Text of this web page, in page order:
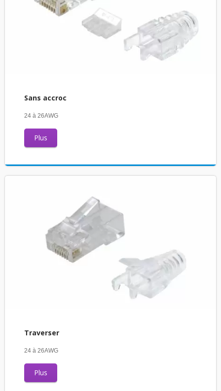
Sans accroc
24 à 26AWG
Plus
Traverser
24 à 26AWG
Plus